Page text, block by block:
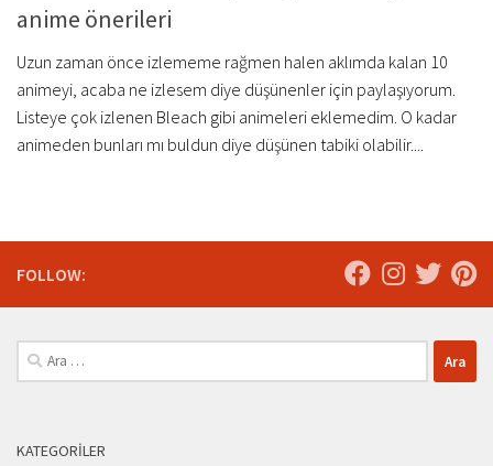
anime önerileri
Uzun zaman önce izlememe rağmen halen aklımda kalan 10
animeyi, acaba ne izlesem diye düşünenler için paylaşıyorum.
Listeye çok izlenen Bleach gibi animeleri eklemedim. O kadar
animeden bunları mı buldun diye düşünen tabiki olabilir....
FOLLOW:
Arama:
KATEGORILER